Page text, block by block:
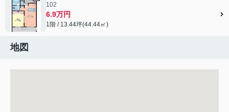
102
6.9万円
1階 / 13.44坪(44.44㎡)
地図